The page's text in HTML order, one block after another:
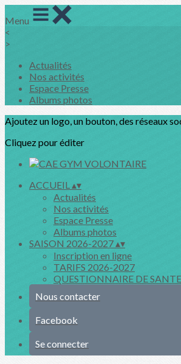
Menu
<
>
Actualités
Nos activités
Espace Presse
Albums photos
Ajoutez un logo, un bouton, des réseaux
Cliquez pour éditer
ACCUEIL▴▾
Actualités
Nos activités
Espace Presse
Albums photos
SAISON 2026-2027▴▾
Inscription en ligne
TARIFS 2026-2027
QUESTIONNAIRE DE SANTE
Nous contacter
Facebook
Se connecter